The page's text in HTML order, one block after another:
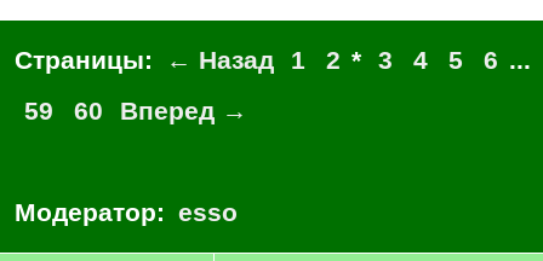
Страницы: ← Назад 1 2 * 3 4 5 6 ...
59
60 Вперед →
Модератор: esso